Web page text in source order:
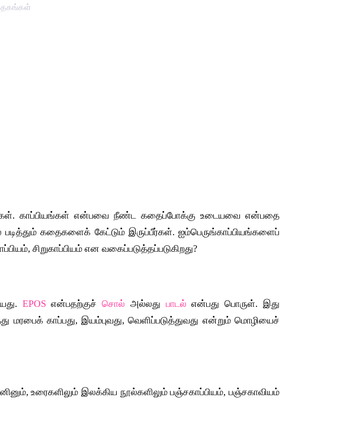
காப்பியங்கள் என்பவை நீண்ட கதைப்போக்கு உடையவை என்பதை
படித்தும் கதைகளைக் கேட்டும் இருப்பீர்கள். ஐம்பெருங்காப்பியங்களைப்
சிறுகாப்பியம் என வகைப்படுத்தப்படுகிறது?
EPOS என்பதற்குச் சொல் அல்லது பாடல் என்பது பொருள். இது
மரபைக் காப்பது, இயம்புவது, வெளிப்படுத்துவது என்றும் மொழியைச்
உரைகளிலும் இலக்கிய நூல்களிலும் பஞ்சகாப்பியம், பஞ்சகாவியம்